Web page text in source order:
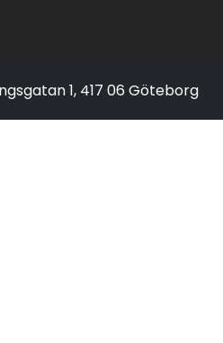
1, 417 06 Göteborg